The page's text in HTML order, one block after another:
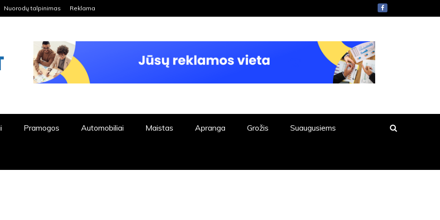
Nuorodų talpinimas Reklama
Pramogos Automobiliai Maistas Apranga Grožis Suaugusiems